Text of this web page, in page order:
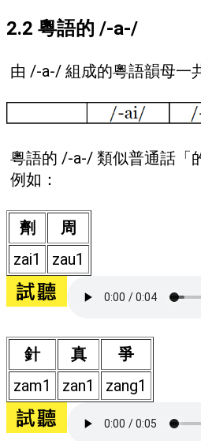
2.2 粵語的 /-a-/
由 /-a-/ 組成的粵語韻母一
粵語的 /-a-/ 類似普通話「
例如：
劑
周
zai1
zau1
針 真
爭
zam1
zan1 zang1